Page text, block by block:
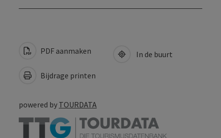
PDF aanmaken
Bijdrage printen
In de buurt
powered by TOURDATA